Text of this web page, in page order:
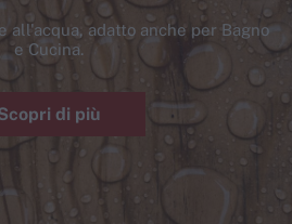
all'acqua, adatto anche per Bagno
e Cucina.
di più